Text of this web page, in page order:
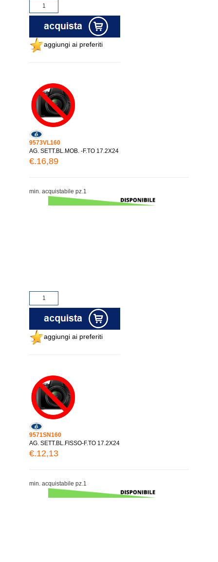
aggiungi ai preferiti
9573VL160
AG. SETT.BL.MOB. -F.TO 17.2X24
€.16,89
min. acquistabile pz.1
aggiungi ai preferiti
9571SN160
AG. SETT.BL.FISSO-F.TO 17.2X24
€.12,13
min. acquistabile pz.1